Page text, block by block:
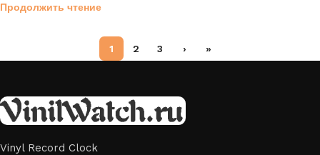
Продолжить чтение
1 2 3 › »
Vinyl Record Clock